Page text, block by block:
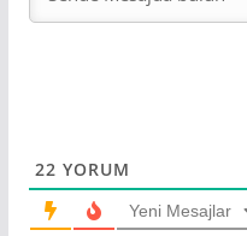
22 YORUM
Yeni Mesajlar